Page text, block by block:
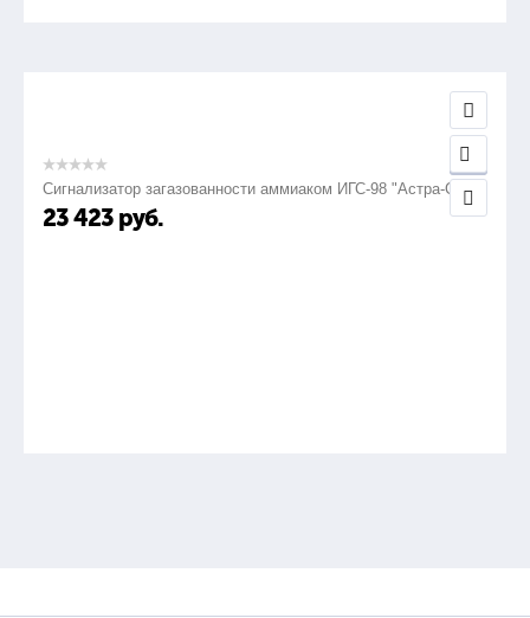
Сигнализатор загазованности аммиаком ИГС-98 "Астра-СВ"
23 423 руб.